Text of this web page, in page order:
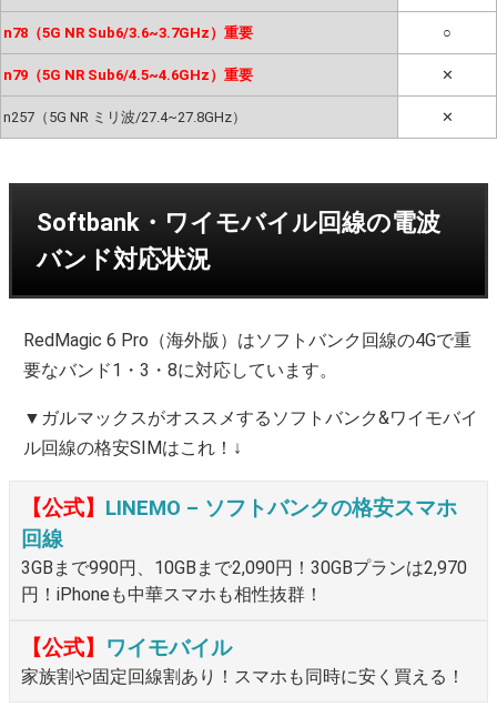
n78（5G NR Sub6/3.6~3.7GHz）重要 ○
n79（5G NR Sub6/4.5~4.6GHz）重要 ✕
n257（5G NR ミリ波/27.4~27.8GHz） ✕
Softbank・ワイモバイル回線の電波
バンド対応状況
RedMagic 6 Pro（海外版）はソフトバンク回線の4Gで重
要なバンド1・3・8に対応しています。
▼ガルマックスがオススメするソフトバンク&ワイモバイ
ル回線の格安SIMはこれ！↓
【公式】 LINEMO – ソフトバンクの格安スマホ
回線
3GBまで990円、10GBまで2,090円！30GBプランは2,970
円！iPhoneも中華スマホも相性抜群！
【公式】 ワイモバイル
家族割や固定回線割あり！スマホも同時に安く買える！